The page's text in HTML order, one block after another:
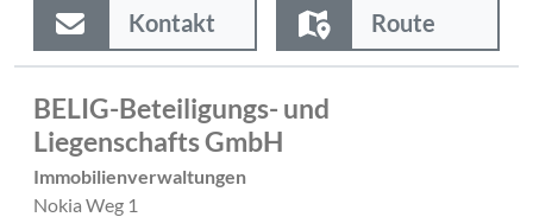
Kontakt Route
BELIG-Beteiligungs- und
Liegenschafts GmbH
Immobilienverwaltungen
Nokia Weg 1